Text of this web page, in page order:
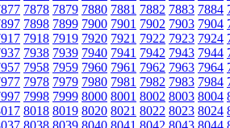
7878 7879 7880 7881 7882 7883 7884
7898 7899 7900 7901 7902 7903 7904
7918 7919 7920 7921 7922 7923 7924
7938 7939 7940 7941 7942 7943 7944
7958 7959 7960 7961 7962 7963 7964
7978 7979 7980 7981 7982 7983 7984
7998 7999 8000 8001 8002 8003 8004
8018 8019 8020 8021 8022 8023 8024
8038 8039 8040 8041 8042 8043 8044